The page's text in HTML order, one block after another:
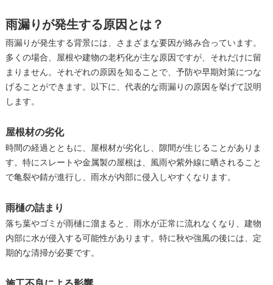
雨漏りが発生する原因とは？
雨漏りが発生する背景には、さまざまな要因が絡み合っています。
多くの場合、屋根や建物の老朽化が主な原因ですが、それだけに留
まりません。それぞれの原因を知ることで、予防や早期対策につな
げることができます。以下に、代表的な雨漏りの原因を挙げて説明
します。
屋根材の劣化
時間の経過とともに、屋根材が劣化し、隙間が生じることがありま
す。特にスレートや金属製の屋根は、風雨や紫外線に晒されること
で亀裂や錆が進行し、雨水が内部に侵入しやすくなります。
雨樋の詰まり
落ち葉やゴミが雨樋に溜まると、雨水が正常に流れなくなり、建物
内部に水が侵入する可能性があります。特に秋や強風の後には、定
期的な清掃が必要です。